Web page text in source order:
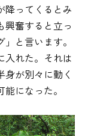
降ってくるとみ
興奮すると立っ
と言います。
入れた。それは
が別々に動く
になった。